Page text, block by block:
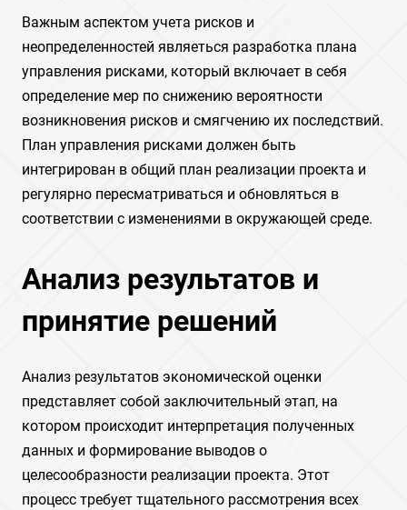
Важным аспектом учета рисков и
неопределенностей являеться разработка плана
управления рисками, который включает в себя
определение мер по снижению вероятности
возникновения рисков и смягчению их последствий.
План управления рисками должен быть
интегрирован в общий план реализации проекта и
регулярно пересматриваться и обновляться в
соответствии с изменениями в окружающей среде.
Анализ результатов и
принятие решений
Анализ результатов экономической оценки
представляет собой заключительный этап, на
котором происходит интерпретация полученных
данных и формирование выводов о
целесообразности реализации проекта. Этот
процесс требует тщательного рассмотрения всех